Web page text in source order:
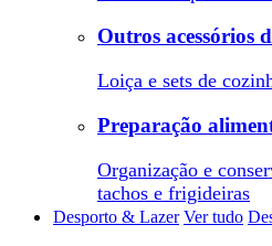
Outros acessórios
Loiça e sets de
Preparação
Organização e
tachos e frigideiras
Desporto & Lazer Ver tudo